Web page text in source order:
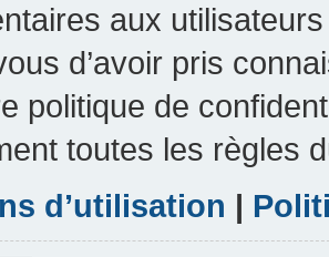
aux
d’avoir pris
politique de
toutes les règles
d’utilisation |